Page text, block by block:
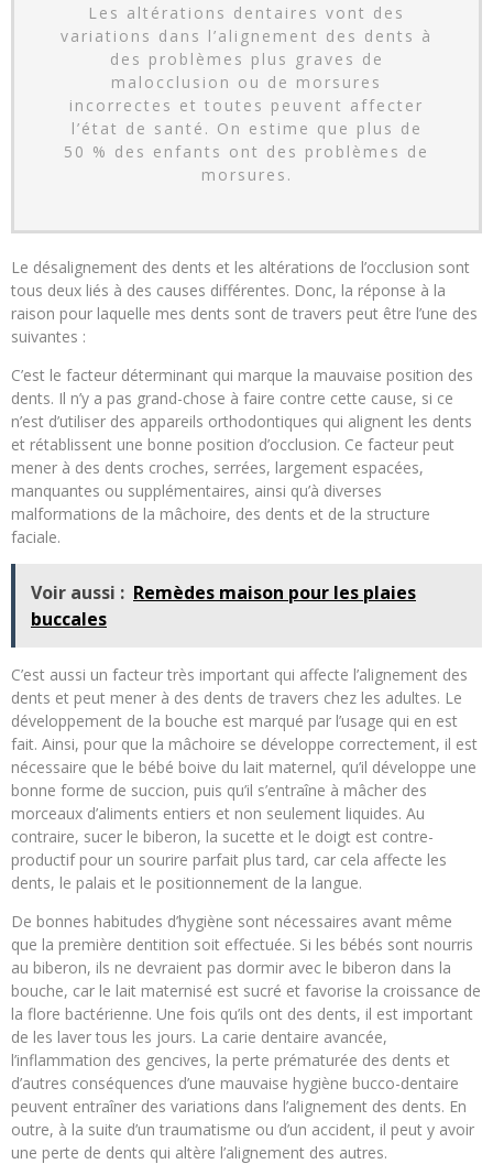
Les altérations dentaires vont des
variations dans l’alignement des dents à
des problèmes plus graves de
malocclusion ou de morsures
incorrectes et toutes peuvent affecter
l’état de santé. On estime que plus de
50 % des enfants ont des problèmes de
morsures.
Le désalignement des dents et les altérations de l’occlusion sont
tous deux liés à des causes différentes. Donc, la réponse à la
raison pour laquelle mes dents sont de travers peut être l’une des
suivantes :
C’est le facteur déterminant qui marque la mauvaise position des
dents. Il n’y a pas grand-chose à faire contre cette cause, si ce
n’est d’utiliser des appareils orthodontiques qui alignent les dents
et rétablissent une bonne position d’occlusion. Ce facteur peut
mener à des dents croches, serrées, largement espacées,
manquantes ou supplémentaires, ainsi qu’à diverses
malformations de la mâchoire, des dents et de la structure
faciale.
Voir aussi : Remèdes maison pour les plaies
buccales
C’est aussi un facteur très important qui affecte l’alignement des
dents et peut mener à des dents de travers chez les adultes. Le
développement de la bouche est marqué par l’usage qui en est
fait. Ainsi, pour que la mâchoire se développe correctement, il est
nécessaire que le bébé boive du lait maternel, qu’il développe une
bonne forme de succion, puis qu’il s’entraîne à mâcher des
morceaux d’aliments entiers et non seulement liquides. Au
contraire, sucer le biberon, la sucette et le doigt est contre-
productif pour un sourire parfait plus tard, car cela affecte les
dents, le palais et le positionnement de la langue.
De bonnes habitudes d’hygiène sont nécessaires avant même
que la première dentition soit effectuée. Si les bébés sont nourris
au biberon, ils ne devraient pas dormir avec le biberon dans la
bouche, car le lait maternisé est sucré et favorise la croissance de
la flore bactérienne. Une fois qu’ils ont des dents, il est important
de les laver tous les jours. La carie dentaire avancée,
l’inflammation des gencives, la perte prématurée des dents et
d’autres conséquences d’une mauvaise hygiène bucco-dentaire
peuvent entraîner des variations dans l’alignement des dents. En
outre, à la suite d’un traumatisme ou d’un accident, il peut y avoir
une perte de dents qui altère l’alignement des autres.